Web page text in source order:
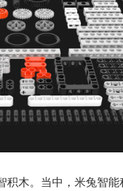
木。当中，米兔智